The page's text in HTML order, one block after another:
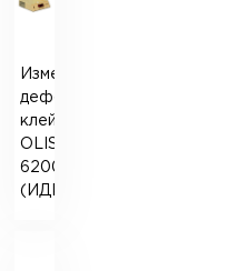
Измеритель
деформации
клейковины
OLISLAB
6200
(ИДК-3МУ)